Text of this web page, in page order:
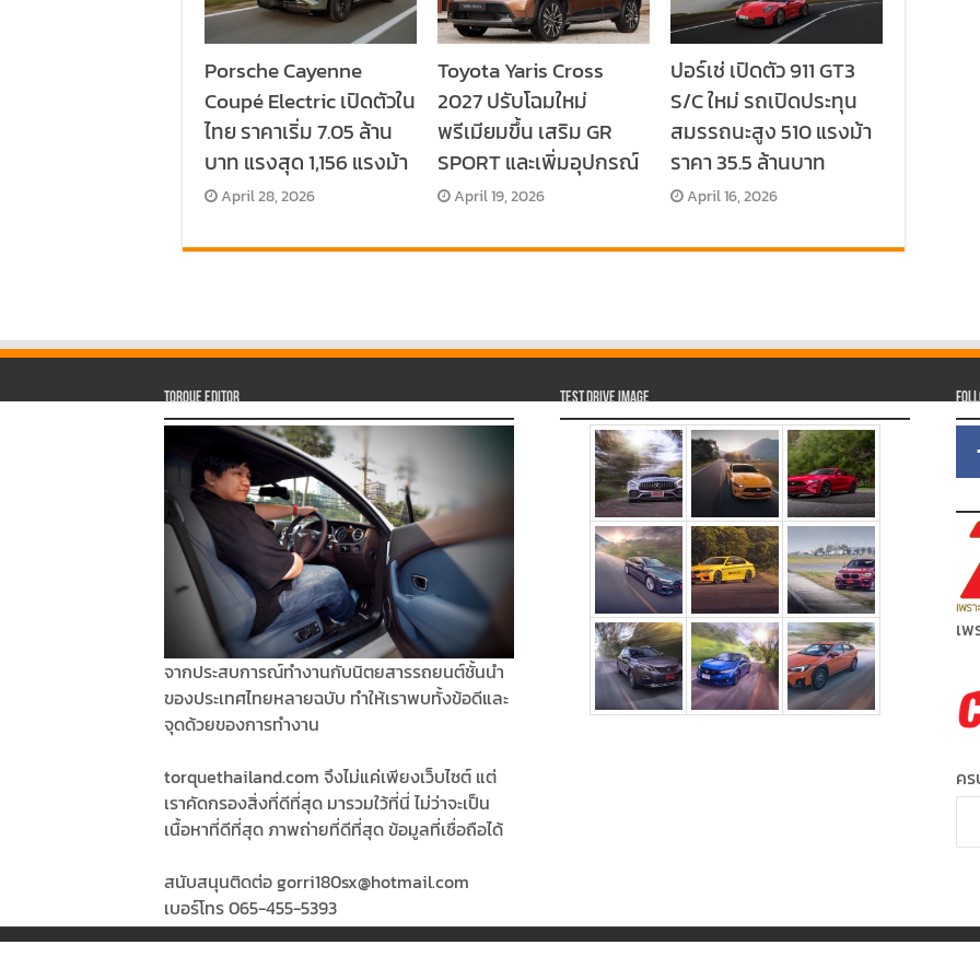
Porsche Cayenne
Coupé Electric เปิดตัวใน
ไทย ราคาเริ่ม 7.05 ล้าน
บาท แรงสุด 1,156 แรงม้า
April 28, 2026
Toyota Yaris Cross
2027 ปรับโฉมใหม่
พรีเมียมขึ้น เสริม GR
SPORT และเพิ่มอุปกรณ์
April 19, 2026
ปอร์เช่ เปิดตัว 911 GT3
S/C ใหม่ รถเปิดประทุน
สมรรถนะสูง 510 แรงม้า
ราคา 35.5 ล้านบาท
April 16, 2026
Torque Editor
จากประสบการณ์ทำงานกับนิตยสารรถยนต์ชั้นนำ
ของประเทศไทยหลายฉบับ ทำให้เราพบทั้งข้อดีและ
จุดด้วยของการทำงาน
torquethailand.com จึงไม่แค่เพียงเว็บไซต์ แต่
เราคัดกรองสิ่งที่ดีที่สุด มารวมใว้ที่นี่ ไม่ว่าจะเป็น
เนื้อหาที่ดีที่สุด ภาพถ่ายที่ดีที่สุด ข้อมูลที่เชื่อถือได้
สนับสนุนติดต่อ gorri180sx@hotmail.com
เบอร์โทร 065-455-5393
Test Drive Image
เพ
ค